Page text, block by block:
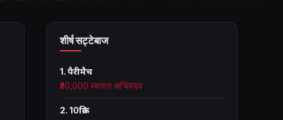
शीर्ष सट्टेबाज
1. पैरीमैच
₹30,000 स्वागत अभिनंदन
2. 10क्रिक